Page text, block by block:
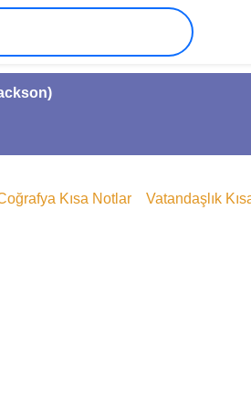
Kısa Notlar Vatandaşlık